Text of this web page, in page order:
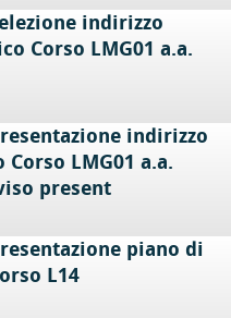
indirizzo
Corso LMG01 a.a.
indirizzo
LMG01 a.a.
present
piano di
L14